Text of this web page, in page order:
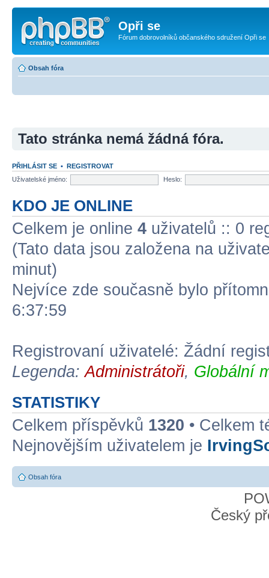
Opři se
Fórum dobrovolníků občanského sdružení Opři se
Obsah fóra
Tato stránka nemá žádná fóra.
PŘIHLÁSIT SE • REGISTROVAT
Uživatelské jméno:
Heslo:
KDO JE ONLINE
Celkem je online 4 uživatelů :: 0
(Tato data jsou založena na
minut)
Nejvíce zde současně bylo
6:37:59
Registrovaní uživatelé: Žádní
Legenda:Administrátoři, Globální
STATISTIKY
Celkem příspěvků 1320 • Celkem
Nejnovějším uživatelem je
Obsah fóra
Český